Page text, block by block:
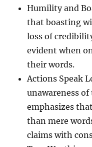
Humility and
that boasting
loss of
evident when
their words.
Actions Speak
unawareness of
emphasizes
than mere
claims with